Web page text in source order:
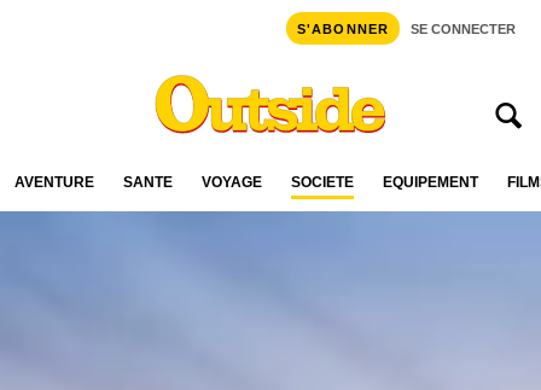
S'ABONNER SE CONNECTER
AVENTURE SANTÉ VOYAGE SOCIÉTÉ ÉQUIPEMENT